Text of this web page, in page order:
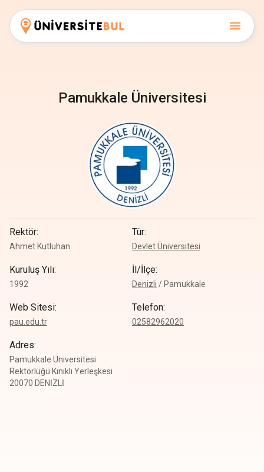
Pamukkale Üniversitesi
Rektör:
Ahmet Kutluhan
Tür:
Devlet Üniversitesi
Kuruluş Yılı:
1992
İl/İlçe:
Denizli / Pamukkale
Web Sitesi:
pau.edu.tr
Telefon:
02582962020
Adres:
Pamukkale Üniversitesi
Rektörlüğü Kınıklı Yerleşkesi
20070 DENİZLİ